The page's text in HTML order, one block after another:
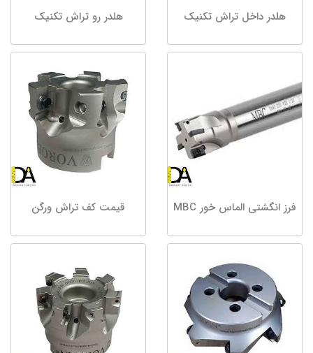
هلدر داخل تراش تکنیک هلدر رو تراش تکنیک
فرز انگشتی الماس خور MBC قیمت کف تراش ورگن